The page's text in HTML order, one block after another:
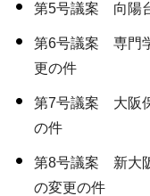
第5号議案 向陽
第6号議案 専門
更の件
第7号議案 大阪
の件
第8号議案 新大
の変更の件